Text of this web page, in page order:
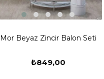
Mor Beyaz Zincir Balon Seti
₺849,00